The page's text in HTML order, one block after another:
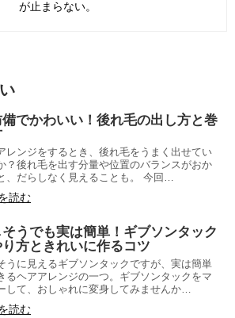
が止まらない。
でかわいい！後れ毛の出し方と巻
レンジをするとき、後れ毛をうまく出せてい
？後れ毛を出す分量や位置のバランスがおか
、だらしなく見えることも。 今回…
読む
うでも実は簡単！ギブソンタック
方ときれいに作るコツ
うに見えるギブソンタックですが、実は簡単
るヘアアレンジの一つ。ギブソンタックをマ
して、おしゃれに変身してみませんか…
読む